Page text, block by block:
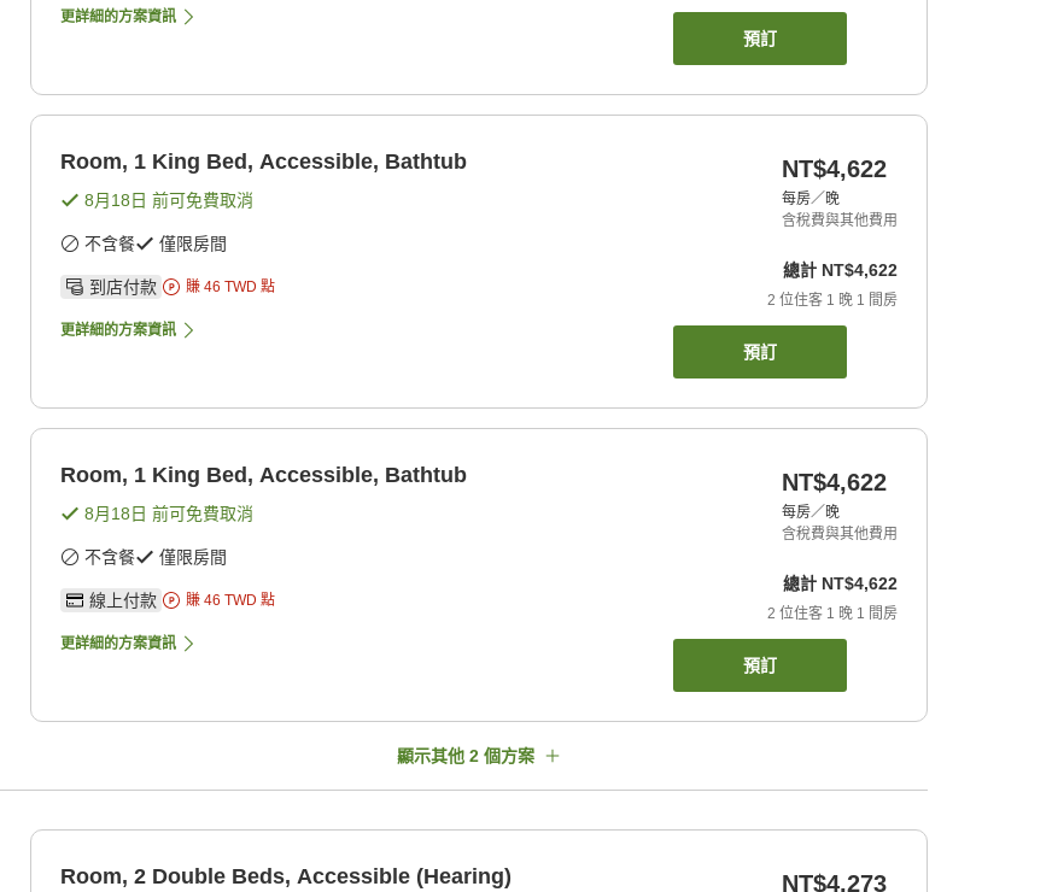
更詳細的方案資訊
預訂
Room, 1 King Bed, Accessible, Bathtub
8月18日 前可免費取消
不含餐 僅限房間
到店付款 賺 46 TWD 點
更詳細的方案資訊
NT$4,622
每房／晚
含稅費與其他費用
總計 NT$4,622
2 位住客 1 晚 1 間房
預訂
Room, 1 King Bed, Accessible, Bathtub
8月18日 前可免費取消
不含餐 僅限房間
線上付款 賺 46 TWD 點
更詳細的方案資訊
NT$4,622
每房／晚
含稅費與其他費用
總計 NT$4,622
2 位住客 1 晚 1 間房
預訂
顯示其他 2 個方案
Room, 2 Double Beds, Accessible (Hearing) NT$4,273